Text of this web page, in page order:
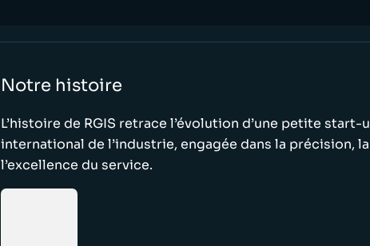
Notre histoire
L’histoire de RGIS retrace l’évolution d’une petite start-
international de l’industrie, engagée dans la précision,
l’excellence du service.